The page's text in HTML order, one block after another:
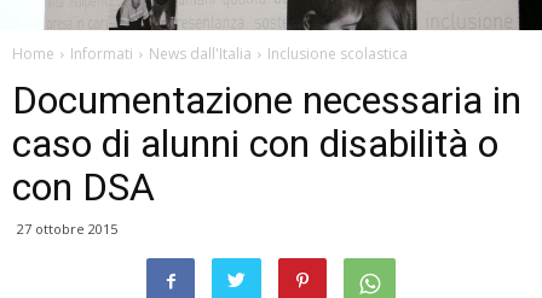
Home Informati News dall'Italia Inclusione scolastica
Documentazione necessaria in
caso di alunni con disabilità o
con DSA
27 ottobre 2015